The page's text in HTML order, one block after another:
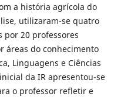
a história agrícola do
utilizaram-se quatro
por 20 professores
áreas do conhecimento
Linguagens e Ciências
da IR apresentou-se
o professor refletir e